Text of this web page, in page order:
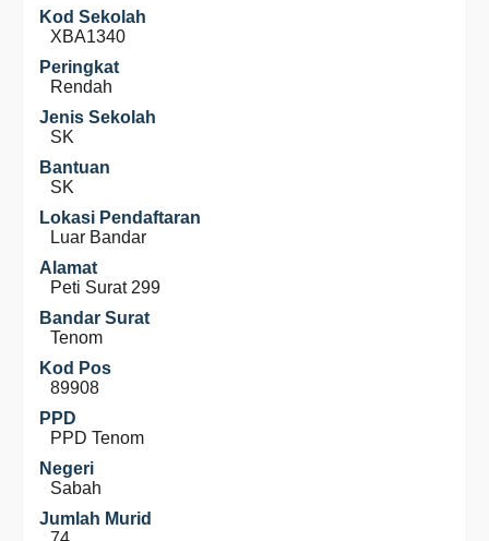
Kod Sekolah
XBA1340
Peringkat
Rendah
Jenis Sekolah
SK
Bantuan
SK
Lokasi Pendaftaran
Luar Bandar
Alamat
Peti Surat 299
Bandar Surat
Tenom
Kod Pos
89908
PPD
PPD Tenom
Negeri
Sabah
Jumlah Murid